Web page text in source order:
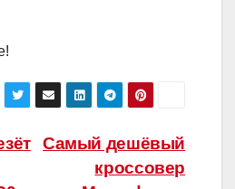
Самый дешёвый
кроссовер